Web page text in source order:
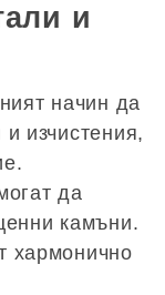
и
начин да
изчистения,
да
камъни.
хармонично